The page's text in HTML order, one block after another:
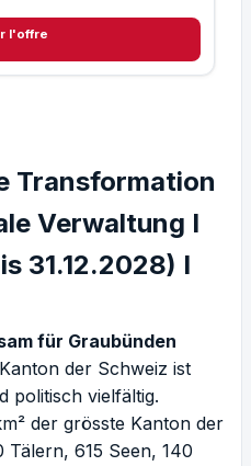
l'offre
Transformation
Verwaltung I
31.12.2028) I
für Graubünden
der Schweiz ist
politisch vielfältig.
der grösste Kanton der
Tälern, 615 Seen, 140